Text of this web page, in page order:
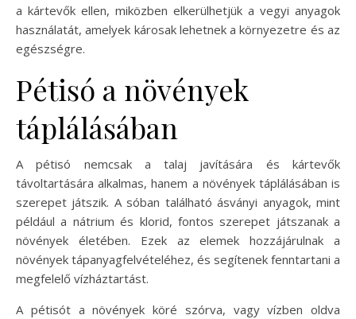
a kártevők ellen, miközben elkerülhetjük a vegyi anyagok
használatát, amelyek károsak lehetnek a környezetre és az
egészségre.
Pétisó a növények
táplálásában
A pétisó nemcsak a talaj javítására és kártevők
távoltartására alkalmas, hanem a növények táplálásában is
szerepet játszik. A sóban található ásványi anyagok, mint
például a nátrium és klorid, fontos szerepet játszanak a
növények életében. Ezek az elemek hozzájárulnak a
növények tápanyagfelvételéhez, és segítenek fenntartani a
megfelelő vízháztartást.
A pétisót a növények köré szórva, vagy vízben oldva